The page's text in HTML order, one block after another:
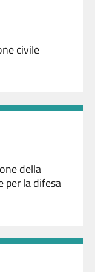
civile
della
per la difesa